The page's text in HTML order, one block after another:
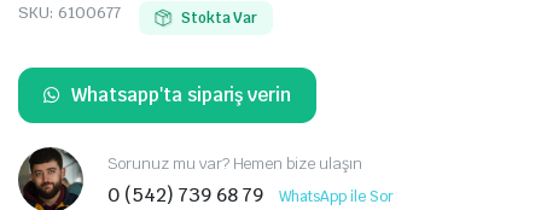
SKU: 6100677 Stokta Var
Whatsapp'ta sipariş verin
Sorunuz mu var? Hemen bize ulaşın
0 (542) 739 68 79 WhatsApp ile Sor